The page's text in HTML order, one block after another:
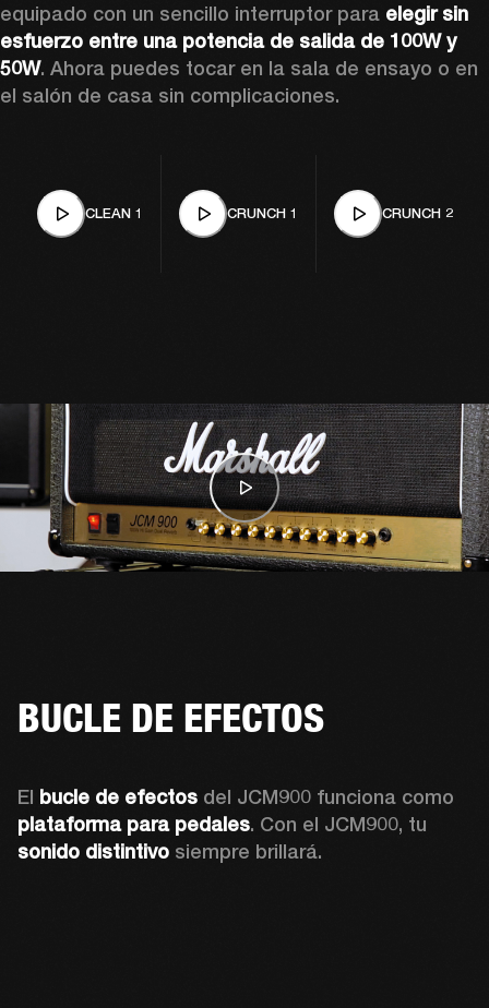
equipado con un sencillo interruptor para elegir sin
esfuerzo entre una potencia de salida de 100W y
50W. Ahora puedes tocar en la sala de ensayo o en
el salón de casa sin complicaciones.
CLEAN 1 CRUNCH 1 CRUNCH 2
BUCLE DE EFECTOS
El bucle de efectos
plataforma para pedales
sonido distintivo siempre brillará.